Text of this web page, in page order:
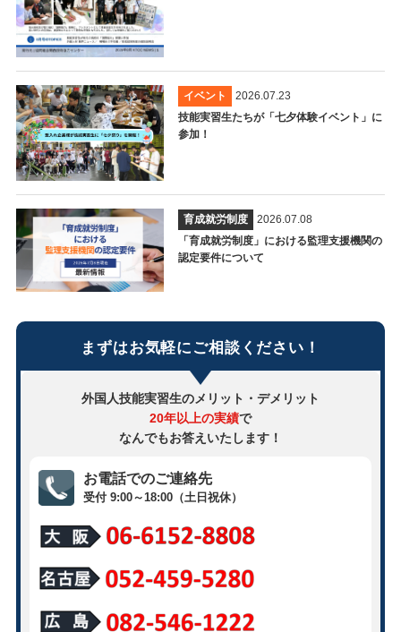
イベント
2026.07.23
技能実習生たちが「七夕体験イベント」に
参加！
育成就労制度
2026.07.08
「育成就労制度」における監理支援機関の
認定要件について
まずはお気軽にご相談ください！
外国人技能実習生のメリット・デメリット
20年以上の実績で
なんでもお答えいたします！
お電話でのご連絡先
受付 9:00～18:00（土日祝休）